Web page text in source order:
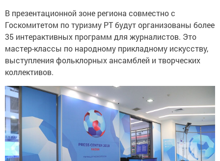
В презентационной зоне региона совместно с
Госкомитетом по туризму РТ будут организованы более
35 интерактивных программ для журналистов. Это
мастер-классы по народному прикладному искусству,
выступления фольклорных ансамблей и творческих
коллективов.